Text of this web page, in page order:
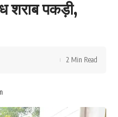
शराब पकड़ी,
2 Min Read